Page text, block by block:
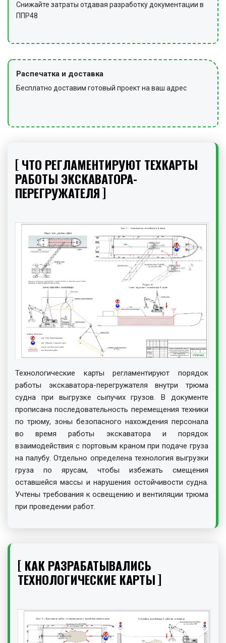
Снижайте затраты отдавая разработку документации в
ППР48
Распечатка и доставка
Бесплатно доставим готовый проект на ваш адрес
ЧТО РЕГЛАМЕНТИРУЮТ ТЕХКАРТЫ
РАБОТЫ ЭКСКАВАТОРА-
ПЕРЕГРУЖАТЕЛЯ
Технологические карты регламентируют порядок
работы экскаватора-перегружателя внутри трюма
судна при выгрузке сыпучих грузов. В документе
прописана последовательность перемещения техники
по трюму, зоны безопасного нахождения персонала
во время работы экскаватора и порядок
взаимодействия с портовым краном при подаче груза
на палубу. Отдельно определена технология выгрузки
груза по ярусам, чтобы избежать смещения
оставшейся массы и нарушения остойчивости судна.
Учтены требования к освещению и вентиляции трюма
при проведении работ.
КАК РАЗРАБАТЫВАЛИСЬ
ТЕХНОЛОГИЧЕСКИЕ КАРТЫ